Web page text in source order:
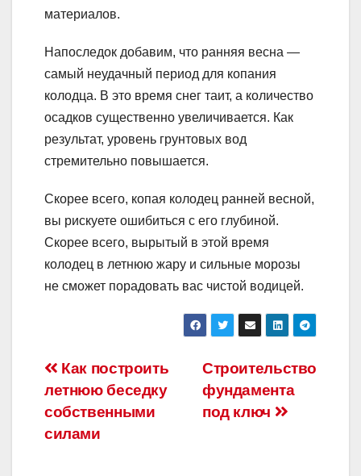
материалов.
Напоследок добавим, что ранняя весна —
самый неудачный период для копания
колодца. В это время снег таит, а количество
осадков существенно увеличивается. Как
результат, уровень грунтовых вод
стремительно повышается.
Скорее всего, копая колодец ранней весной,
вы рискуете ошибиться с его глубиной.
Скорее всего, вырытый в этой время
колодец в летнюю жару и сильные морозы
не сможет порадовать вас чистой водицей.
Навигация
по
записям
Строительство
фундамента
под ключ
Как построить
летнюю беседку
собственными
силами